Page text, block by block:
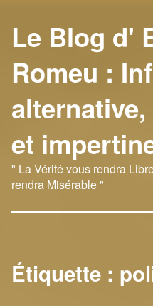
Le Blog d'
Romeu :
et
" La Vérité vous rendra
rendra Misérable "
Étiquette :